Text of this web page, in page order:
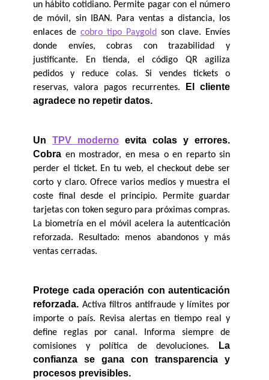
un hábito cotidiano. Permite pagar con el número
de móvil, sin IBAN. Para ventas a distancia, los
enlaces de cobro tipo Paygold son clave. Envíes
donde envíes, cobras con trazabilidad y
justificante. En tienda, el código QR agiliza
pedidos y reduce colas. Si vendes tickets o
reservas, valora pagos recurrentes. El cliente
agradece no repetir datos.
Un TPV moderno evita colas y errores.
Cobra en mostrador, en mesa o en reparto sin
perder el ticket. En tu web, el checkout debe ser
corto y claro. Ofrece varios medios y muestra el
coste final desde el principio. Permite guardar
tarjetas con token seguro para próximas compras.
La biometría en el móvil acelera la autenticación
reforzada. Resultado: menos abandonos y más
ventas cerradas.
Protege cada operación con autenticación
reforzada. Activa filtros antifraude y límites por
importe o país. Revisa alertas en tiempo real y
define reglas por canal. Informa siempre de
comisiones y política de devoluciones. La
confianza se gana con transparencia y
procesos previsibles.